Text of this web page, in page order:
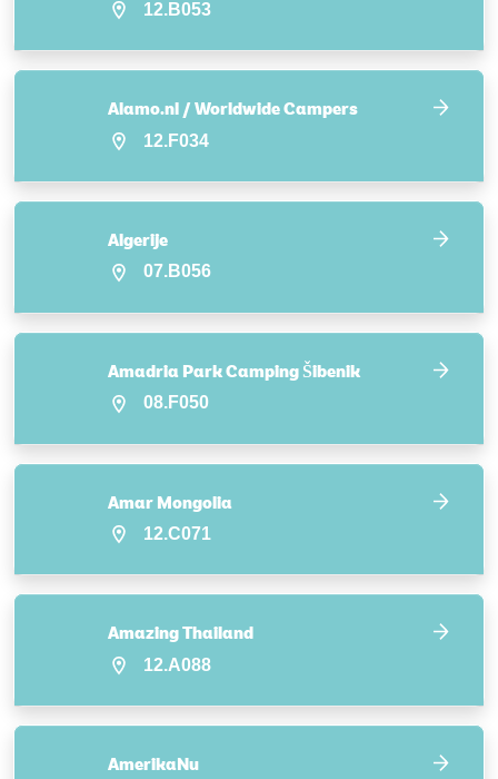
12.B053
Alamo.nl / Worldwide Campers
12.F034
Algerije
07.B056
Amadria Park Camping Šibenik
08.F050
Amar Mongolia
12.C071
Amazing Thailand
12.A088
AmerikaNu